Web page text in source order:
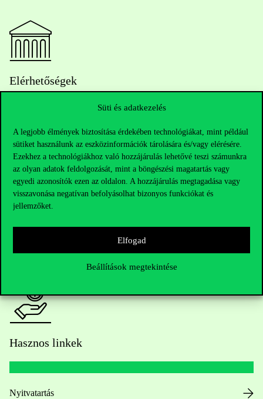
Süti és adatkezelés
A legjobb élmények biztosítása érdekében technológiákat, mint például
sütiket használunk az eszközinformációk tárolására és/vagy elérésére.
Ezekhez a technológiákhoz való hozzájárulás lehetővé teszi számunkra
az olyan adatok feldolgozását, mint a böngészési magatartás vagy
egyedi azonosítók ezen az oldalon. A hozzájárulás megtagadása vagy
visszavonása negatívan befolyásolhat bizonyos funkciókat és
jellemzőket.
Elfogad
Beállítások megtekintése
Elérhetőségek
Telefonszám:+36 1 482 5000
Kérdésed van a felvételivel kapcsolatban?
Oktatói elérhetőségek
press@uni-corvinus.hu
Hasznos linkek
Nyitvatartás